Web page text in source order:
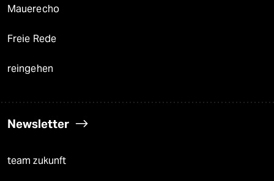
Mauerecho
Freie Rede
reingehen
Newsletter
team zukunft